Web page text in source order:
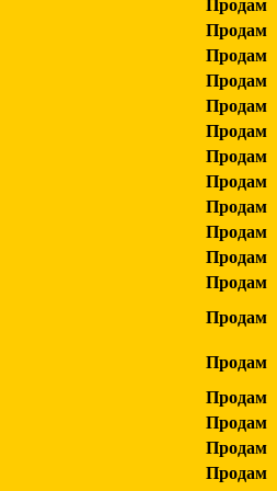
Продам
Продам
Продам
Продам
Продам
Продам
Продам
Продам
Продам
Продам
Продам
Продам
Продам
Продам
Продам
Продам
Продам
Продам